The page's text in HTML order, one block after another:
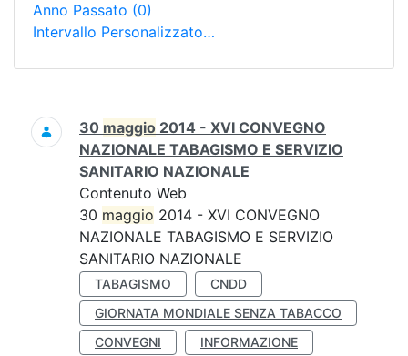
Anno Passato (0)
Intervallo Personalizzato…
Ricerca
30 maggio 2014 - XVI CONVEGNO
NAZIONALE TABAGISMO E SERVIZIO
SANITARIO NAZIONALE
Contenuto Web
30 maggio 2014 - XVI CONVEGNO
NAZIONALE TABAGISMO E SERVIZIO
SANITARIO NAZIONALE
TABAGISMO
CNDD
GIORNATA MONDIALE SENZA TABACCO
CONVEGNI
INFORMAZIONE